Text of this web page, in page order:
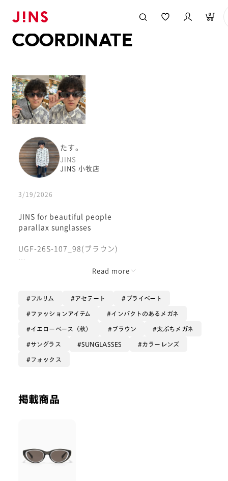
0
COORDINATE
たす。
JINS
JINS 小牧店
3/19/2026
JINS for beautiful people
parallax sunglasses
UGF-26S-107_98(ブラウン)
Beautiful Peapleとのコラボ第2弾！
2つのリムを重ねるような構造と2色の異なるカラーを
使うことで視覚的に2重のラインが浮かび上がるよう設
計されています！
メガネ拭きと一体になったメッシュ素材のケースも付い
が必要です。
0.1%以下
Read more
フルリム アセテート プライベート
ファッションアイテム インパクトのあるメガネ
イエローベース（秋） ブラウン 太ぶちメガネ
サングラス SUNGLASSES カラーレンズ
フォックス
掲載商品